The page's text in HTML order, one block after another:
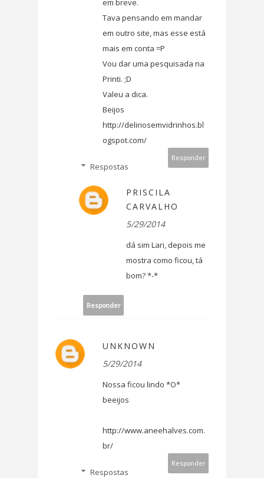
em breve.
Tava pensando em mandar
em outro site, mas esse está
mais em conta =P
Vou dar uma pesquisada na
Printi. ;D
Valeu a dica.
Beijos
http://deliriosemvidrinhos.bl
ogspot.com/
Responder
Respostas
PRISCILA
CARVALHO
5/29/2014
dá sim Lari, depois me
mostra como ficou, tá
bom? *-*
Responder
UNKNOWN
5/29/2014
Nossa ficou lindo *O*
beeijos
http://www.aneehalves.com.
br/
Responder
Respostas